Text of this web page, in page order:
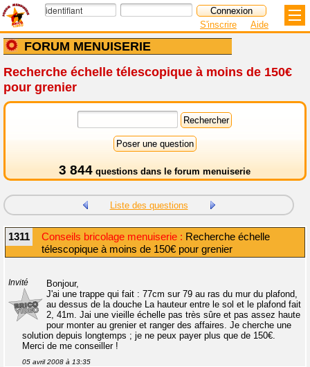
FORUM MENUISERIE
S'inscrire Aide
Recherche échelle télescopique à moins de 150€
pour grenier
3 844 questions dans le forum menuiserie
Liste des questions
1311 Conseils bricolage menuiserie : Recherche échelle
télescopique à moins de 150€ pour grenier
Invité
Bonjour,
J'ai une trappe qui fait : 77cm sur 79 au ras du mur du plafond,
au dessus de la douche La hauteur entre le sol et le plafond fait
2, 41m. Jai une vieille échelle pas très sûre et pas assez haute
pour monter au grenier et ranger des affaires. Je cherche une
solution depuis longtemps ; je ne peux payer plus que de 150€.
Merci de me conseiller !
05 avril 2008 à 13:35